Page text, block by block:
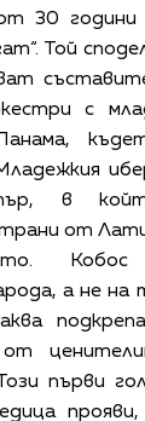
30
Той
с
в
от
а не на
първи